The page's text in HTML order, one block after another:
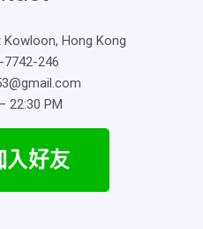
Kowloon, Hong Kong
7742-246
22:30 PM